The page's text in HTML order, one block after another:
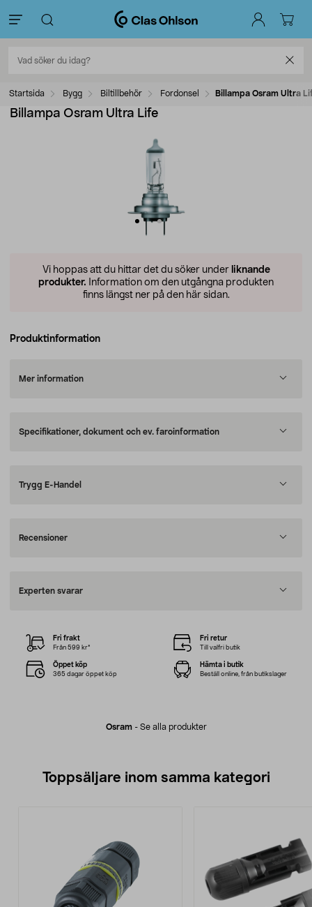
Startsida Bygg Biltillbehör Fordonsel Billampa Osram Ultra
Billampa Osram Ultra Life
Vi hoppas att du hittar det du söker under liknande
produkter. Information om den utgångna produkten
finns längst ner på den här sidan.
Produktinformation
Mer information
Specifikationer, dokument och ev. faroinformation
Trygg E-Handel
Recensioner
Experten svarar
Osram- Se alla produkter
Fri frakt
Från 599 kr*
Fri retur
Till valfri butik
Öppet köp
365 dagar öppet köp
Hämta i butik
Beställ online, från butikslager
Toppsäljare inom samma kategori